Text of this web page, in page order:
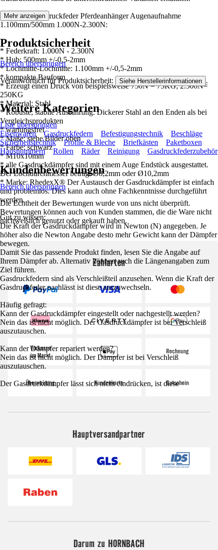
Merkmale Gasdruckfeder Pferdeanhänger Augenaufnahme
1.100mm/500mm 1.000N-2.300N:
* Federkraft: 1.000N - 2.300N
* Hub: 500mm +/-0,5-2mm
* Lochmitte-Lochmitte: 1.100mm +/-0,5-2mm
* kompakte Bauform
* Erzeugt einen Druck von beispielsweise 750N = 75KG, 2.500N=
250KG
* Material: Stahl
* Robuste, stabile Ausführung. Dickerer Stahl an den Enden als bei
Vergleichsprodukten
* wartungsfrei
* Maße: siehe Bilder oben
* Farbe: schwarz
* M10x10mm
* alle Gasdruckdämpfer sind mit einem Auge Endstück ausgestattet.
Der Lochdurchmesser beträgt Ø8,2mm oder Ø10,2mm
* Marke: RhedexX® Der Austausch der Gasdruckdämpfer ist einfach
und problemlos. Dies kann auch ohne Fachkenntnisse durchgeführt
werden.
Gut zu wissen:
Die Kraft der Gasdruckdämpfer wird in Newton (N) angegeben. Je
höher also die Newton Angabe desto mehr Gewicht kann der Dämpfer
bewegen.
Damit Sie das passende Produkt finden, lesen Sie die Angabe auf
Ihrem Dämpfer ab. Alternativ können auch die Längenangaben zum
Ziel führen.
Gasdruckfedern sind als Verschleißteil anzusehen. Wenn die Kraft der
Gasdruckfeder nachlässt ist diese auszuwechseln.
Häufig gefragt:
Kann der Gasdruckdämpfer eingestellt oder nachgestellt werden?
Nein das ist nicht möglich. Der Gasdruckdämpfer ist bei Verschleiß
auszutauschen.
Kann der Dämpfer repariert werden?
Nein das ist nicht möglich. Der Dämpfer ist bei Verschleiß
auszutauschen.
Der Gasdruckdämpfer lässt sich nicht eindrücken, ist diese
Mehr anzeigen
Produktsicherheit
Bereich überspringen
Verantwortlich für Produktsicherheit: Siehe Herstellerinformationen .
Weitere Kategorien
Liste überspringen
Eisenwaren
Gasdruckfedern Befestigungstechnik
Beschläge
Sicherheitstechnik
Profile & Bleche Briefkästen
Paketboxen
Hausnummern
Rollen Räder Reinigung Gasdruckfederzubehör
Kundenbewertungen
Bereich überspringen
Die Echtheit der Bewertungen wurde von uns nicht überprüft.
Bewertungen können auch von Kunden stammen, die die Ware nicht
nachweislich genutzt oder gekauft haben.
Zahlarten
Hauptversandpartner
Darum zu HORNBACH